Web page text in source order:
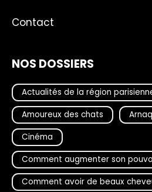
Contact
NOS DOSSIERS
Actualités de la région
Amoureux des chats
Cinéma
Comment augmenter son
Comment avoir de beaux